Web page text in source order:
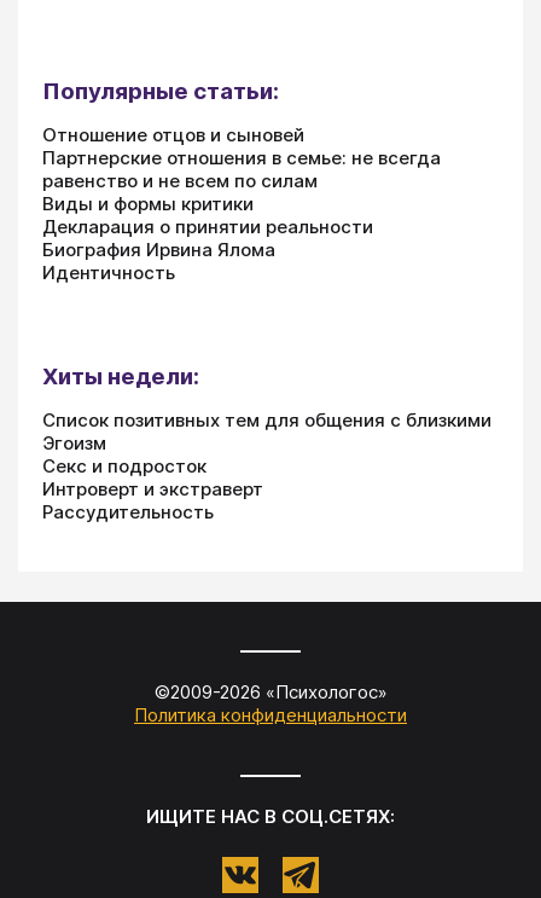
Популярные статьи:
Отношение отцов и сыновей
Партнерские отношения в семье: не всегда
равенство и не всем по силам
Виды и формы критики
Декларация о принятии реальности
Биография Ирвина Ялома
Идентичность
Хиты недели:
Список позитивных тем для общения с близкими
Эгоизм
Секс и подросток
Интроверт и экстраверт
Рассудительность
©2009-2026 «Психологос»
Политика конфиденциальности
ИЩИТЕ НАС В СОЦ.СЕТЯХ: